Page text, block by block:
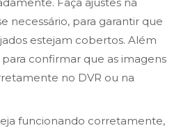
necessário, para garantir que
estejam cobertos. Além
para confirmar que as imagens
no DVR ou na
funcionando corretamente,